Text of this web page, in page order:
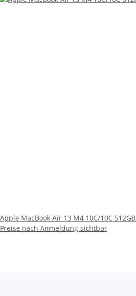
Apple MacBook Air 13 M4 10C/10C
Preise nach Anmeldung sichtbar